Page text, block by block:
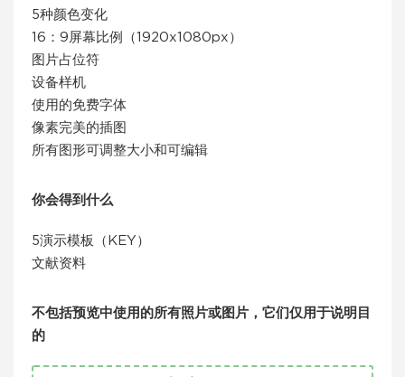
5种颜色变化
16：9屏幕比例（1920x1080px）
图片占位符
设备样机
使用的免费字体
像素完美的插图
所有图形可调整大小和可编辑
你会得到什么
5演示模板（KEY）
文献资料
不包括预览中使用的所有照片或图片，它们仅用于说明目
的